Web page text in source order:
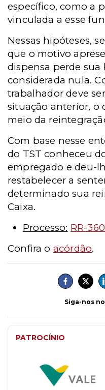
específico, como a
vinculada a esse
Nessas hipóteses,
que o motivo
dispensa perde sua
considerada nula.
trabalhador deve
situação anterior, o
meio da
Com base nesse
do TST conheceu
empregado e deu-
restabelecer a
determinado sua
Caixa.
Processo: RR-
Confira o acórdão.
Siga-nos no
PATROCÍNIO